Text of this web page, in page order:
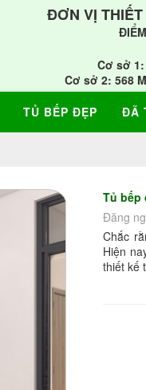
ĐƠN VỊ
Cơ sở
Cơ sở 2: 568
TỦ BẾP ĐẸP ĐÃ
Tủ bếp
Đăng
Chắc
Hiện
thiết kế